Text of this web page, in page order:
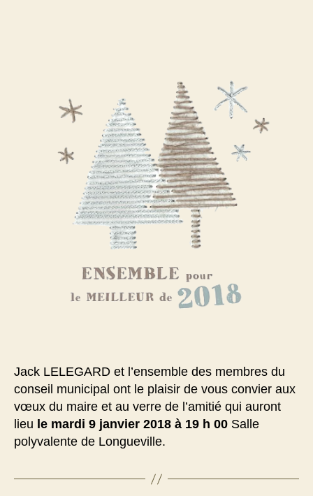
Jack LELEGARD et l’ensemble des membres du
conseil municipal ont le plaisir de vous convier aux
vœux du maire et au verre de l’amitié qui auront
lieu le mardi 9 janvier 2018 à 19 h 00 Salle
polyvalente de Longueville.